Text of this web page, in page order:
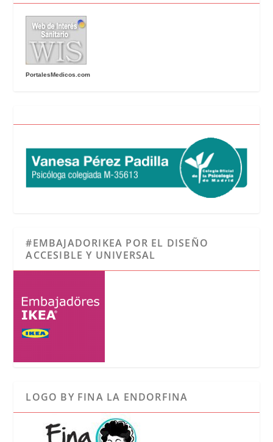
PortalesMedicos.com
#EMBAJADORIKEA POR EL DISEÑO
ACCESIBLE Y UNIVERSAL
LOGO BY FINA LA ENDORFINA